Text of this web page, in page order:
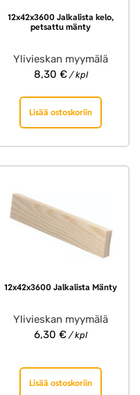
12x42x3600 Jalkalista kelo,
petsattu mänty
Ylivieskan myymälä
8,30 €/ kpl
Lisää ostoskoriin
12x42x3600 Jalkalista Mänty
Ylivieskan myymälä
6,30 € / kpl
Lisää ostoskoriin